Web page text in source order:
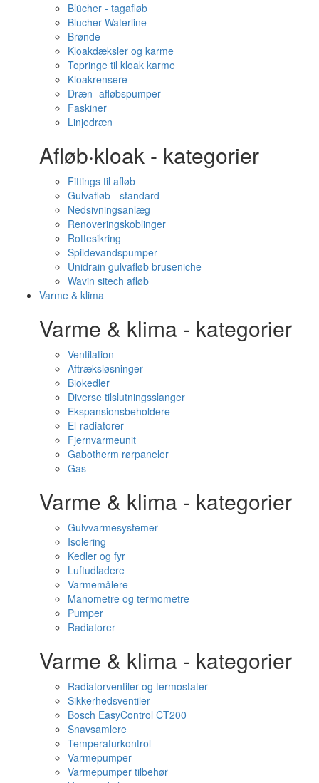
Blücher - tagafløb
Blucher Waterline
Brønde
Kloakdæksler og karme
Topringe til kloak karme
Kloakrensere
Dræn- afløbspumper
Faskiner
Linjedræn
Afløb·kloak - kategorier
Fittings til afløb
Gulvafløb - standard
Nedsivningsanlæg
Renoveringskoblinger
Rottesikring
Spildevandspumper
Unidrain gulvafløb bruseniche
Wavin sitech afløb
Varme & klima
Varme & klima - kategorier
Ventilation
Aftræksløsninger
Biokedler
Diverse tilslutningsslanger
Ekspansionsbeholdere
El-radiatorer
Fjernvarmeunit
Gabotherm rørpaneler
Gas
Varme & klima - kategorier
Gulvvarmesystemer
Isolering
Kedler og fyr
Luftudladere
Varmemålere
Manometre og termometre
Pumper
Radiatorer
Varme & klima - kategorier
Radiatorventiler og termostater
Sikkerhedsventiler
Bosch EasyControl CT200
Snavsamlere
Temperaturkontrol
Varmepumper
Varmepumper tilbehør